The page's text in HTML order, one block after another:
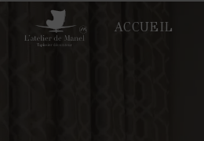
ACCUEIL
Panneau de gestion des cookies